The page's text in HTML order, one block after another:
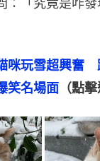
咪玩雪超興奮
笑名場面 （點